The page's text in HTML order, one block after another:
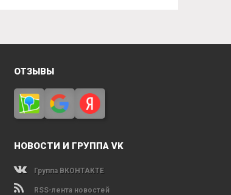
ОТЗЫВЫ
НОВОСТИ И ГРУППА VK
Группа ВКОНТАКТЕ
RSS-лента новостей